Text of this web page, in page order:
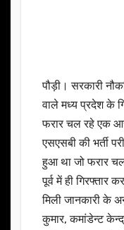
पौड़ी। सरकारी
वाले मध्य प्रदेश के
फरार चल रहे एक
एसएसबी की भर्ती
हुआ था जो फरार
पूर्व में ही गिरफ्तार
मिली जानकारी के
कुमार, कमांडेन्ट